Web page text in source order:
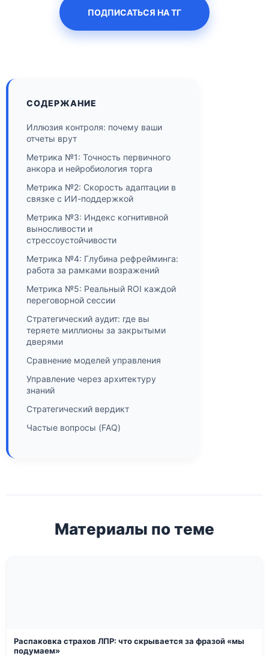
ПОДПИСАТЬСЯ НА ТГ
СОДЕРЖАНИЕ
Иллюзия контроля: почему ваши
отчеты врут
Метрика №1: Точность первичного
анкора и нейробиология торга
Метрика №2: Скорость адаптации в
связке с ИИ-поддержкой
Метрика №3: Индекс когнитивной
выносливости и
стрессоустойчивости
Метрика №4: Глубина рефрейминга:
работа за рамками возражений
Метрика №5: Реальный ROI каждой
переговорной сессии
Стратегический аудит: где вы
теряете миллионы за закрытыми
дверями
Сравнение моделей управления
Управление через архитектуру
знаний
Стратегический вердикт
Частые вопросы (FAQ)
Материалы по теме
Распаковка страхов ЛПР: что скрывается за фразой «мы
подумаем»